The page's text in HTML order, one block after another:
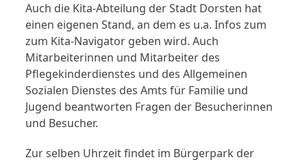
Auch die Kita-Abteilung der Stadt Dorsten hat
einen eigenen Stand, an dem es u.a. Infos zum
zum Kita-Navigator geben wird. Auch
Mitarbeiterinnen und Mitarbeiter des
Pflegekinderdienstes und des Allgemeinen
Sozialen Dienstes des Amts für Familie und
Jugend beantworten Fragen der Besucherinnen
und Besucher.
Zur selben Uhrzeit findet im Bürgerpark der